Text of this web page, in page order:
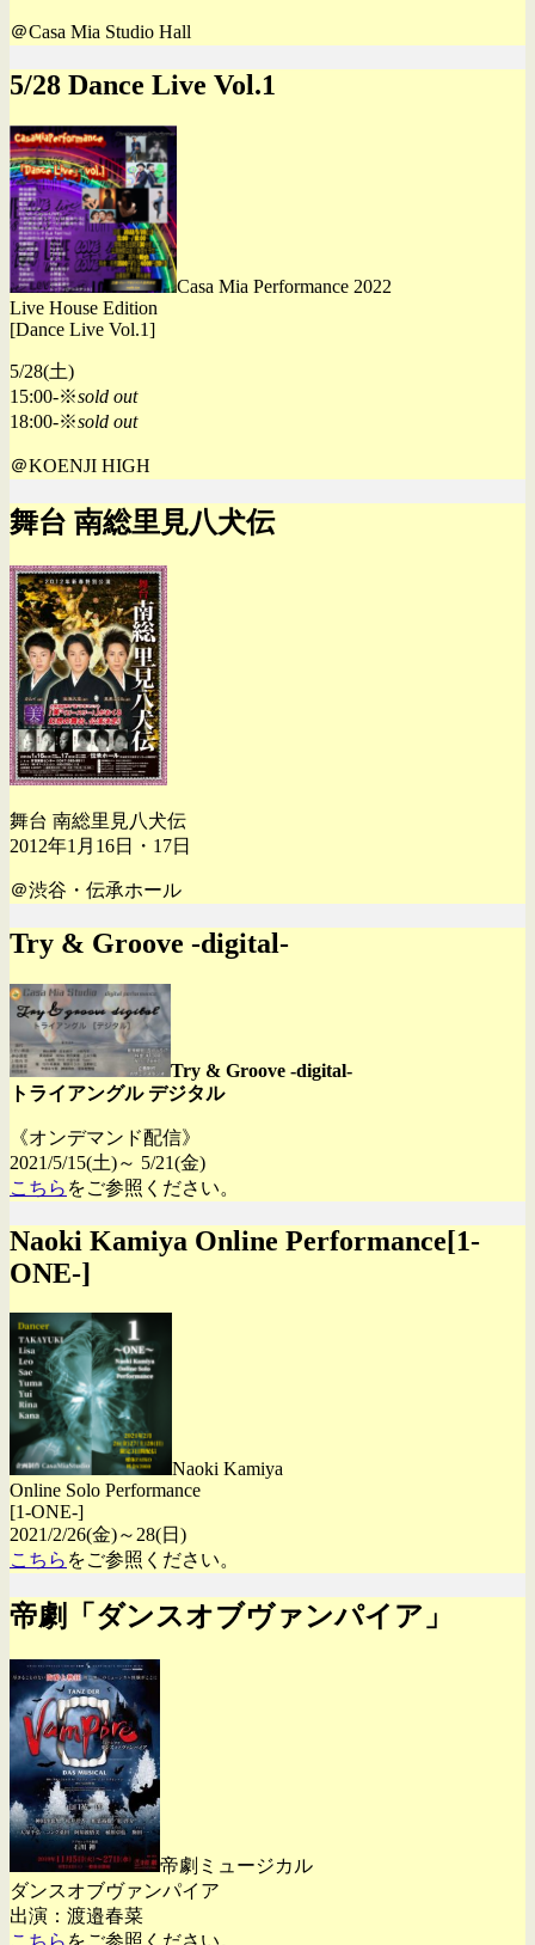
＠Casa Mia Studio Hall
5/28 Dance Live Vol.1
Casa Mia Performance 2022
Live House Edition
[Dance Live Vol.1]
5/28(土)
15:00-※sold out
18:00-※sold out
＠KOENJI HIGH
舞台 南総里見八犬伝
舞台 南総里見八犬伝
2012年1月16日・17日
＠渋谷・伝承ホール
Try & Groove -digital-
Try & Groove -digital-
トライアングル デジタル
《オンデマンド配信》
2021/5/15(土)～ 5/21(金)
こちら をご参照ください。
Naoki Kamiya Online Performance[1-
ONE-]
Naoki Kamiya
Online Solo Performance
[1-ONE-]
2021/2/26(金)～28(日)
こちら をご参照ください。
帝劇「ダンスオブヴァンパイア」
帝劇ミュージカル
ダンスオブヴァンパイア
出演：渡邉春菜